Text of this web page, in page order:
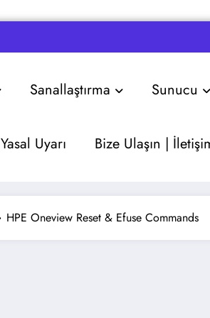
Sanallaştırma Sunucu
Yasal Uyarı Bize Ulaşın |
HPE Oneview Reset & Efuse Commands